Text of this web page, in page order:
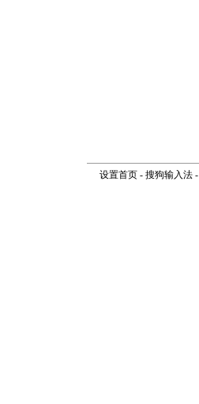
设置首页- 搜狗输入法-